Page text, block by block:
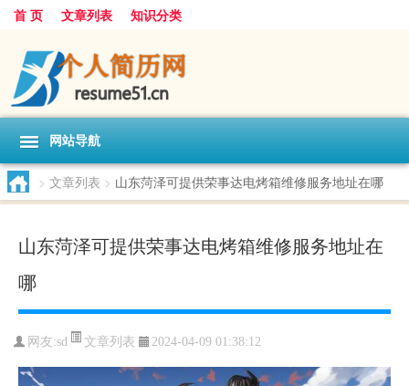
首 页 文章列表 知识分类
网站导航
> 文章列表 > 山东菏泽可提供荣事达电烤箱维修服务地址在哪
山东菏泽可提供荣事达电烤箱维修服务地址在
哪
网友:sd 文章列表 2024-04-09 01:38:12